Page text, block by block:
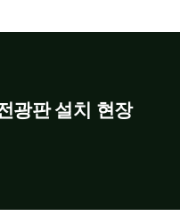
광판 설치 현장